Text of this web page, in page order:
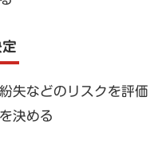
失などのリスクを評価
決める